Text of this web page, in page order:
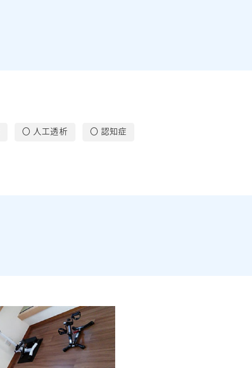
〇 人工透析 〇 認知症